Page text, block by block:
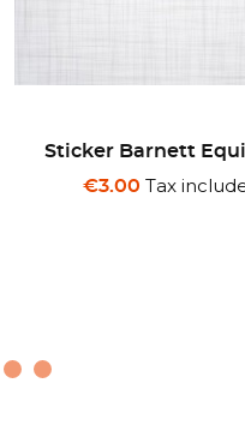
Sticker
€3.00 Tax